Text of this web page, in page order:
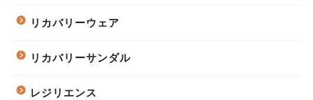
リカバリーウェア
リカバリーサンダル
レジリエンス